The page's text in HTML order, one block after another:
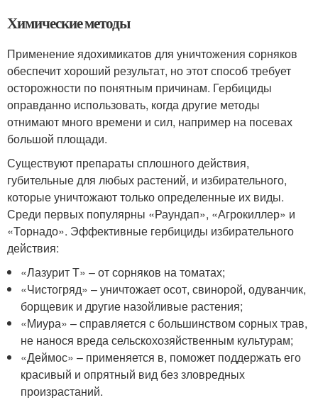
Химические методы
Применение ядохимикатов для уничтожения сорняков
обеспечит хороший результат, но этот способ требует
осторожности по понятным причинам. Гербициды
оправданно использовать, когда другие методы
отнимают много времени и сил, например на посевах
большой площади.
Существуют препараты сплошного действия,
губительные для любых растений, и избирательного,
которые уничтожают только определенные их виды.
Среди первых популярны «Раундап», «Агрокиллер» и
«Торнадо». Эффективные гербициды избирательного
действия:
«Лазурит Т» – от сорняков на томатах;
«Чистогряд» – уничтожает осот, свинорой, одуванчик,
борщевик и другие назойливые растения;
«Миура» – справляется с большинством сорных трав,
не нанося вреда сельскохозяйственным культурам;
«Деймос» – применяется в, поможет поддержать его
красивый и опрятный вид без зловредных
произрастаний.